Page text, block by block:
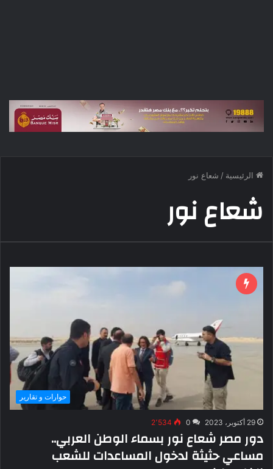
الرئيسية / شعاع نور
شعاع نور
حوارات و تقارير
29 أكتوبر، 2023 0 2٬534
دور مصر شعاع نور بسماء الوطن العربي..
مساعي حثيثة لدخول المساعدات للشعب